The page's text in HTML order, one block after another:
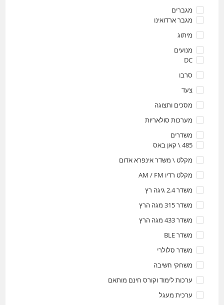
מגברים
מגבר ארדואינו
מיתוג
מנועים
DC
סרבו
צעד
מסכים ותצוגה
מערכות סולאריות
משדרים
485 \ קאן באס
מקלט \ משדר אינפרא אדום
מקלט רדיו AM / FM
משדר 2.4 גיגה רץ
משדר 315 מגה הרץ
משדר 433 מגה הרץ
משדר BLE
משדר סלולרי
משחקי חשיבה
ערכות לימוד וקורס חינם מותאם
ערכית מעגל